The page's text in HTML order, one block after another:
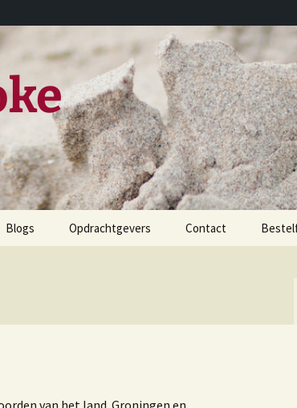
Blogs Opdrachtgevers Contact
van het land. Groningen en